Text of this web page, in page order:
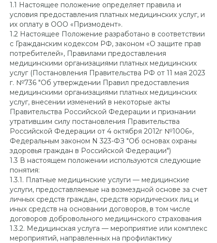
1.1 Настоящее положение определяет правила и
условия предоставления платных медицинских услуг, и
их оплату в ООО «Призмодент».
1.2 Настоящее Положение разработано в соответствии
с Гражданским кодексом РФ, законом «О защите прав
потребителей», Правилами предоставления
медицинскими организациями платных медицинских
услуг (Постановления Правительства РФ от 11 мая 2023
г. №736 "Об утверждении Правил предоставления
медицинскими организациями платных медицинских
услуг, внесении изменений в некоторые акты
Правительства Российской Федерации и признании
утратившим силу постановления Правительства
Российской Федерации от 4 октября 2012г №1006»,
Федеральным законом N 323-ФЗ "Об основах охраны
здоровья граждан в Российской Федерации")
1.3 В настоящем положении используются следующие
понятия:
1.3.1. Платные медицинские услуги — медицинские
услуги, предоставляемые на возмездной основе за счет
личных средств граждан, средств юридических лиц и
иных средств на основании договоров, в том числе
договоров добровольного медицинского страхования
1.3.2. Медицинская услуга — мероприятие или комплекс
мероприятий, направленных на профилактику